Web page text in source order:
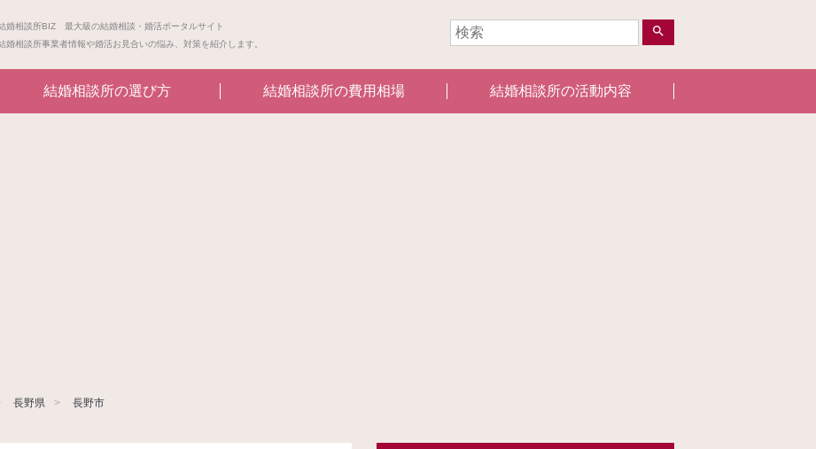
婚相談所BIZ 最大級の結婚相談・婚活ポータルサイト
婚相談所事業者情報や婚活お見合いの悩み、対策を紹介します。
search
結婚相談所の選び方 結婚相談所の費用相場 結婚相談所の活動内容
長野県 長野市